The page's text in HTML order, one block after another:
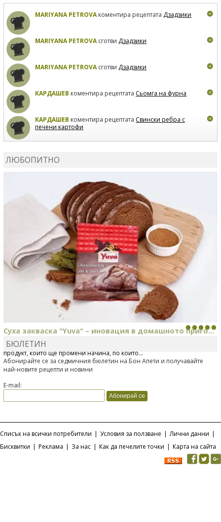
MARIYANA PETROVAкоментира рецептата Дзадзики
MARIYANA PETROVAсготви Дзадзики
MARIYANA PETROVAсготви Дзадзики
КАРДАШЕВ коментира рецептата Сьомга на фурна
КАРДАШЕВ коментира рецептата Свински ребра с
печени картофи
ЛЮБОПИТНО
Суха закваска "Yuva" – иновация в домашното приго...
Отскоро Лесафр България стартира предлагането на изцяло нов
продукт, който ще промени начина, по който...
БЮЛЕТИН
Абонирайте се за седмичния бюлетин на Бон Апети и получавайте
най-новите рецепти и новини
E-mail:
Списък на всички потребители | Условия за ползване | Лични данни |
Бисквитки | Реклама | За нас | Как да печелите точки | Карта на сайта